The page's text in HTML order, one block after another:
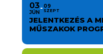
03
JÚN
09
SZEPT
JELENTKEZÉS A
MŰSZAKOK